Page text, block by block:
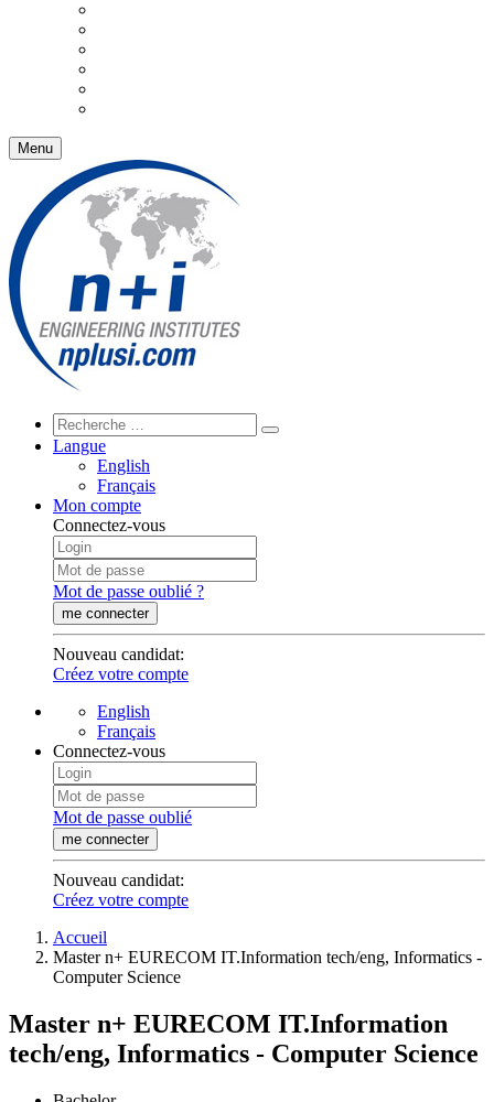
Menu
Langue
English
Français
Mon compte
Connectez-vous
Mot de passe oublié ?
me connecter
Nouveau candidat:
Créez votre compte
English
Français
Connectez-vous
Mot de passe oublié
me connecter
Nouveau candidat:
Créez votre compte
Accueil
Master n+ EURECOM IT.Information tech/eng, Informatics -
Computer Science
Master n+ EURECOM IT.Information
tech/eng, Informatics - Computer Science